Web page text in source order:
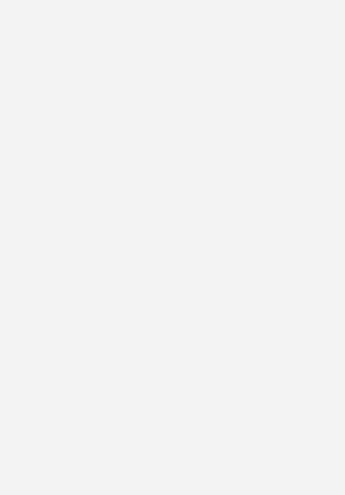
aus Rettenbach einen 300 m² großen
eröffnet. Hier erleben die norddeutschen
live, können die Materialien optisch
sich von Praxisbeispielen sowie Stoffen,
lassen. Schulungen für die
Doppelpack
MLL, das sich klar zur regionalen
typisch hanseatischen Traditionen bekennt,
und Qualität zu fairen Konditionen das Credo.